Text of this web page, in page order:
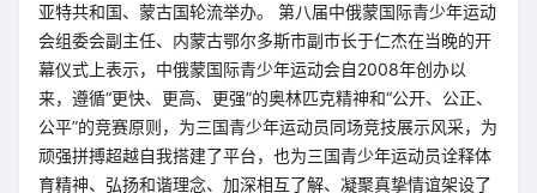
亚特共和国、蒙古国轮流举办。 第八届中俄蒙国际青少年运动
会组委会副主任、内蒙古鄂尔多斯市副市长于仁杰在当晚的开
幕仪式上表示，中俄蒙国际青少年运动会自2008年创办以
来，遵循“更快、更高、更强”的奥林匹克精神和“公开、公正、
公平”的竞赛原则，为三国青少年运动员同场竞技展示风采，为
顽强拼搏超越自我搭建了平台，也为三国青少年运动员诠释体
育精神、弘扬和谐理念、加深相互了解、凝聚真挚情谊架设了